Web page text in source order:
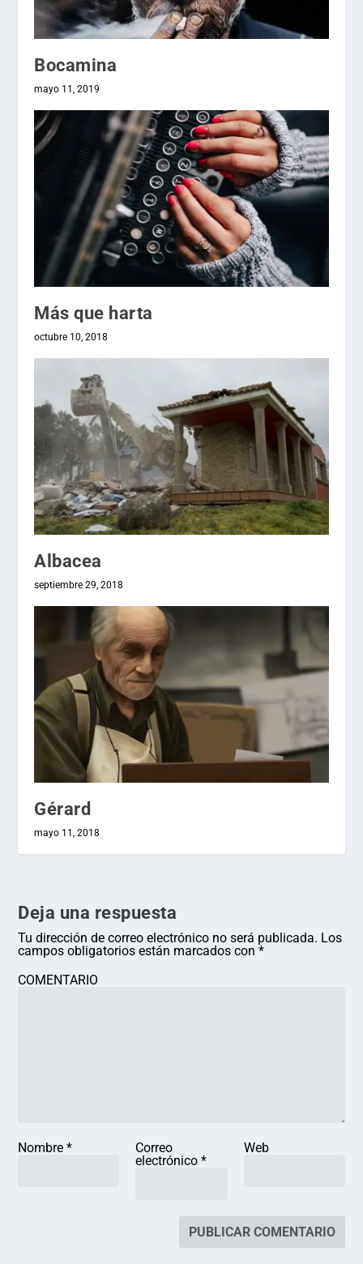
Bocamina
mayo 11, 2019
Más que harta
octubre 10, 2018
Albacea
septiembre 29, 2018
Gérard
mayo 11, 2018
Deja una respuesta
Tu dirección de correo electrónico no será publicada. Los
campos obligatorios están marcados con*
COMENTARIO
Nombre*
Correo
electrónico *
Web